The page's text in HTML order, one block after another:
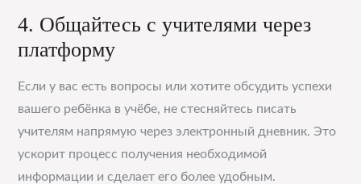
4. Общайтесь с учителями через
платформу
Если у вас есть вопросы или хотите обсудить успехи
вашего ребёнка в учёбе, не стесняйтесь писать
учителям напрямую через электронный дневник. Это
ускорит процесс получения необходимой
информации и сделает его более удобным.